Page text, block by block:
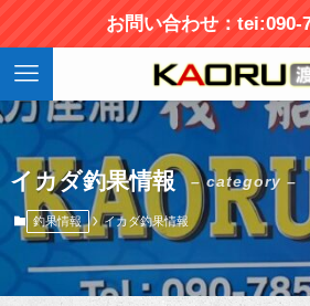
お問い合わせ：tei:090-
イカダ釣果情報 – category –
釣果情報 イカダ釣果情報